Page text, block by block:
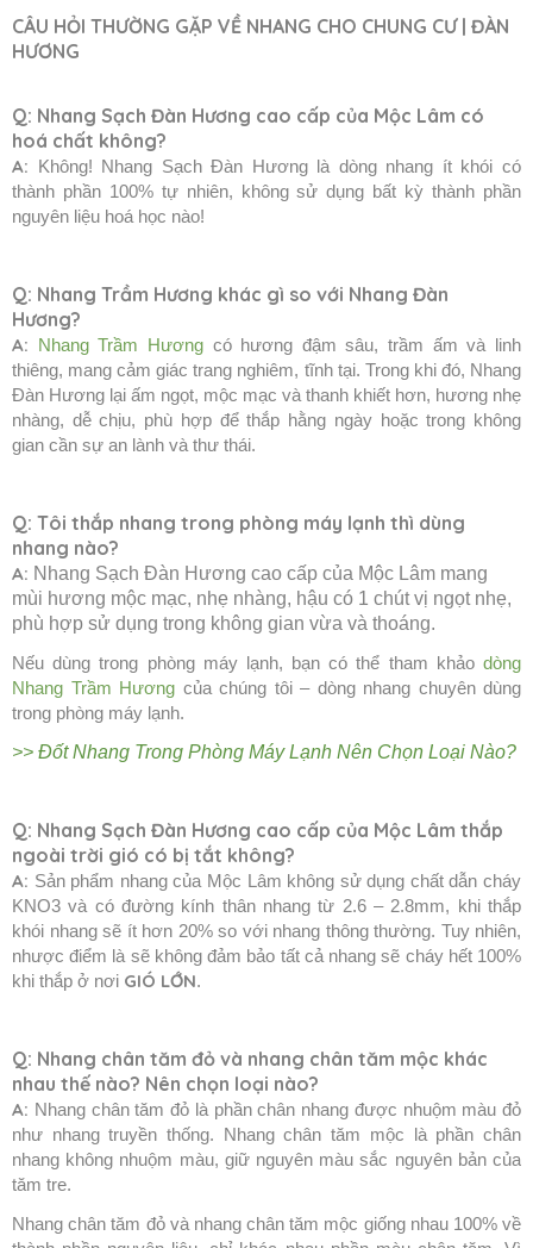
CÂU HỎI THƯỜNG GẶP VỀ NHANG CHO CHUNG CƯ | ĐÀN
HƯƠNG
Q: Nhang Sạch Đàn Hương cao cấp của Mộc Lâm có
hoá chất không?
A: Không! Nhang Sạch Đàn Hương là dòng nhang ít khói có
thành phần 100% tự nhiên, không sử dụng bất kỳ thành phần
nguyên liệu hoá học nào!
Q: Nhang Trầm Hương khác gì so với Nhang Đàn
Hương?
A: Nhang Trầm Hươngcó hương đậm sâu, trầm ấm và linh
thiêng, mang cảm giác trang nghiêm, tĩnh tại. Trong khi đó, Nhang
Đàn Hương lại ấm ngọt, mộc mạc và thanh khiết hơn, hương nhẹ
nhàng, dễ chịu, phù hợp để thắp hằng ngày hoặc trong không
gian cần sự an lành và thư thái.
Q: Tôi thắp nhang trong phòng máy lạnh thì dùng
nhang nào?
A: Nhang Sạch Đàn Hương cao cấp của Mộc Lâm mang
mùi hương mộc mạc, nhẹ nhàng, hậu có 1 chút vị ngọt nhẹ,
phù hợp sử dụng trong không gian vừa và thoáng.
Nếu dùng trong phòng máy lạnh, bạn có thể tham khảo dòng
Nhang Trầm Hương của chúng tôi – dòng nhang chuyên dùng
trong phòng máy lạnh.
>> Đốt Nhang Trong Phòng Máy Lạnh Nên Chọn Loại Nào?
Q: Nhang Sạch Đàn Hương cao cấp của Mộc Lâm thắp
ngoài trời gió có bị tắt không?
A: Sản phẩm nhang của Mộc Lâm không sử dụng chất dẫn cháy
KNO3 và có đường kính thân nhang từ 2.6 – 2.8mm, khi thắp
khói nhang sẽ ít hơn 20% so với nhang thông thường. Tuy nhiên,
nhược điểm là sẽ không đảm bảo tất cả nhang sẽ cháy hết 100%
khi thắp ở nơi GIÓ LỚN.
Q: Nhang chân tăm đỏ và nhang chân tăm mộc khác
nhau thế nào? Nên chọn loại nào?
A: Nhang chân tăm đỏ là phần chân nhang được nhuộm màu đỏ
như nhang truyền thống. Nhang chân tăm mộc là phần chân
nhang không nhuộm màu, giữ nguyên màu sắc nguyên bản của
tăm tre.
Nhang chân tăm đỏ và nhang chân tăm mộc giống nhau 100% về